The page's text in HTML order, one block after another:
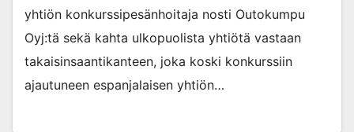
yhtiön konkurssipesänhoitaja nosti Outokumpu
Oyj:tä sekä kahta ulkopuolista yhtiötä vastaan
takaisinsaantikanteen, joka koski konkurssiin
ajautuneen espanjalaisen yhtiön…